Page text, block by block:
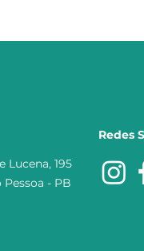
Redes
Lucena, 195
- PB